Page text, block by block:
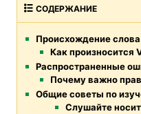
СОДЕРЖАНИЕ
Происхождение
Как произносится
Распространенные
Почему важно
Общие советы по
Слушайте